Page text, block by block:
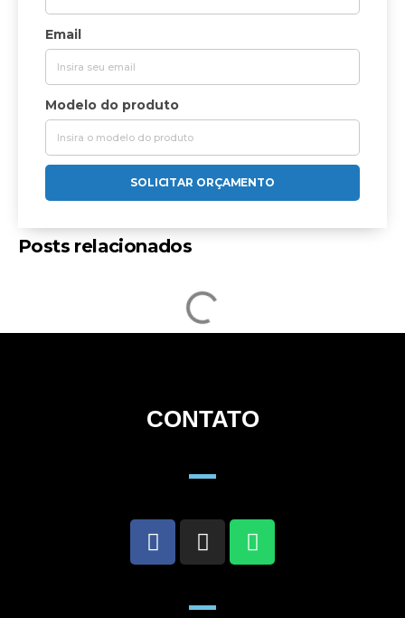
Email
Modelo do produto
SOLICITAR ORÇAMENTO
Posts relacionados
CONTATO